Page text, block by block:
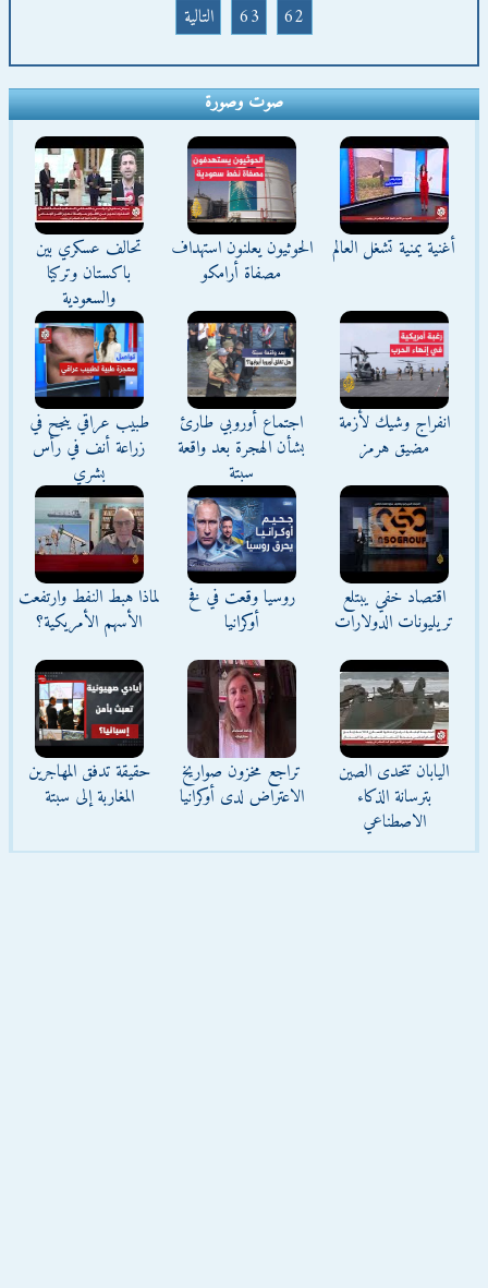
62
63 التالية
صوت وصورة
أغنية يمنية تشغل العالم
الحوثيون يعلنون استهداف
مصفاة أرامكو
تحالف عسكري بين
باكستان وتركيا
والسعودية
انفراج وشيك لأزمة
مضيق هرمز
اجتماع أوروبي طارئ
بشأن الهجرة بعد واقعة
سبتة
طبيب عراقي ينجح في
زراعة أنف في رأس
بشري
اقتصاد خفي يبتلع
تريليونات الدولارات
روسيا وقعت في فخ
أوكرانيا
لماذا هبط النفط وارتفعت
الأسهم الأمريكية؟
اليابان تتحدى الصين
بترسانة الذكاء
الاصطناعي
تراجع مخزون صواريخ
الاعتراض لدى أوكرانيا
حقيقة تدفق المهاجرين
المغاربة إلى سبتة